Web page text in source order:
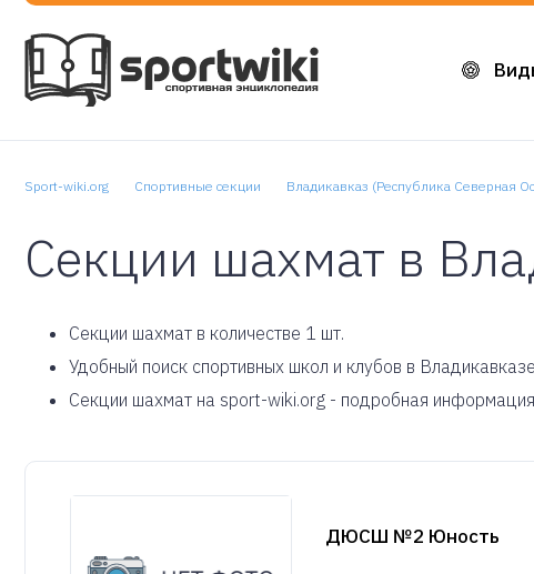
Sport-wiki.org Спортивные секции Владикавказ (Республика Северная
Секции шахмат в
Cекции шахмат в количестве 1 шт.
Удобный поиск спортивных школ и клубов в
Секции шахмат на sport-wiki.org - подробная
ДЮСШ №2 Юность